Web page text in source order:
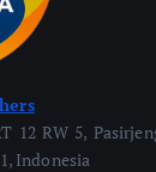
12 RW 5,
Indonesia